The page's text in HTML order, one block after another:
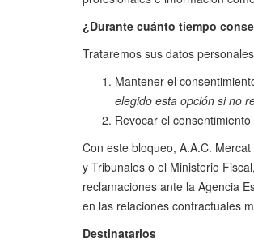
¿Durante cuánto tiempo
Trataremos sus datos
Mantener el
elegido esta opción si no
Revocar el
Con este bloqueo, A.A.C.
y Tribunales o el Ministerio
reclamaciones ante la Agencia
en las relaciones contractuales
Destinatarios